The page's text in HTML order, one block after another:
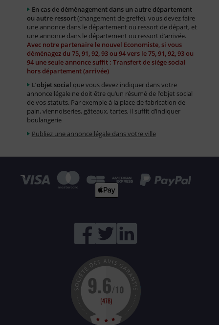
En cas de déménagement dans un autre département
ou autre ressort(changement de greffe), vous devez faire
une annonce dans le département ou ressort de départ, et
une annonce dans le département ou ressort d’arrivée.
Avec notre partenaire le nouvel Economiste, si vous
déménagez du 75, 91, 92, 93 ou 94 vers le 75, 91, 92, 93 ou
94 une seule annonce suffit : Transfert de siège social
hors département (arrivée)
L’objet social que vous devez indiquer dans votre
annonce légale ne doit être qu’un résumé de l’objet social
de vos statuts. Par exemple à la place de fabrication de
pain, viennoiseries, gâteaux, tartes, il suffit d’indiquer
boulangerie
Publiez une annonce légale dans votre ville